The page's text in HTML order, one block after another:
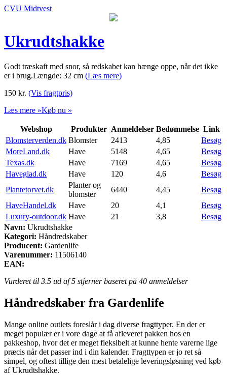
CVU Midtvest
Ukrudtshakke
Godt træskaft med snor, så redskabet kan hænge oppe, når det ikke
er i brug.Længde: 32 cm (Læs mere)
150 kr. (Vis fragtpris)
Læs mere »Køb nu »
Webshop Produkter Anmeldelser Bedømmelse Link
Blomsterverden.dk Blomster 2413 4,85
Besøg
MoreLand.dk
Have 5148 4,65
Besøg
Texas.dk
Have 7169 4,65
Besøg
Haveglad.dk
Have 120 4,6
Besøg
Plantetorvet.dk
Planter og
blomster
6440 4,45
Besøg
HaveHandel.dk
Have 20 4,1
Besøg
Luxury-outdoor.dk Have 21 3,8
Besøg
Navn: Ukrudtshakke
Kategori: Håndredskaber
Producent: Gardenlife
Varenummer: 11506140
EAN:
Vurderet til 3.5 ud af 5 stjerner baseret på 40 anmeldelser
Håndredskaber fra Gardenlife
Mange online outlets foreslår i dag diverse fragttyper. En der er
meget populær er i vore dage at få afleveret pakken hos en
pakkeshop, hvor det er meget fleksibelt at kunne hente varerne lige
præcis når det passer ind i din kalender. Fragttypen er jo ret så
simpel, og oftest tillige den mest betalelige leveringsløsning ved køb
af Ukrudtshakke.